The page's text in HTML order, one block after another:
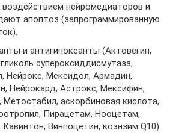
нейромедиаторов и
апоптоз (запрограммированную
и антигипоксанты (Актовегин,
супероксиддисмутаза,
Нейрокс, Мексидол, Армадин,
Нейрокард, Астрокс, Мексифин,
аскорбиновая кислота,
Пирацетам, Нооцетам,
Винпоцетин, коэнзим Q10).